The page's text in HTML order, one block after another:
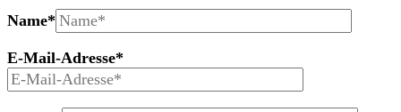
Name*
E-Mail-Adresse*